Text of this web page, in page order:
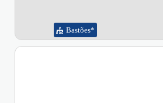
Bastões*